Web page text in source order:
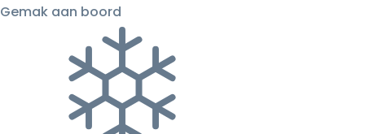
Gemak aan boord